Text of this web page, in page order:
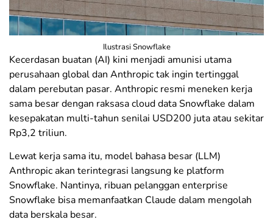
Ilustrasi Snowflake
Kecerdasan buatan (AI) kini menjadi amunisi utama
perusahaan global dan Anthropic tak ingin tertinggal
dalam perebutan pasar. Anthropic resmi meneken kerja
sama besar dengan raksasa cloud data Snowflake dalam
kesepakatan multi-tahun senilai USD200 juta atau sekitar
Rp3,2 triliun.
Lewat kerja sama itu, model bahasa besar (LLM)
Anthropic akan terintegrasi langsung ke platform
Snowflake. Nantinya, ribuan pelanggan enterprise
Snowflake bisa memanfaatkan Claude dalam mengolah
data berskala besar.